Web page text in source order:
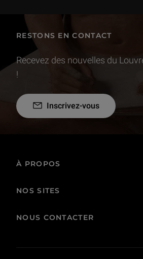
RESTONS EN CONTACT
Recevez des nouvelles du
!
Inscrivez-vous
À PROPOS
L'établissement public
NOS SITES
Billetterie
NOUS CONTACTER